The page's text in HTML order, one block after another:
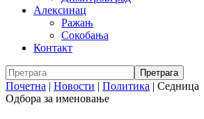
Алексинац
Ражањ
Сокобања
Контакт
Почетна | Новости | Политика | Седница
Одбора за именовање